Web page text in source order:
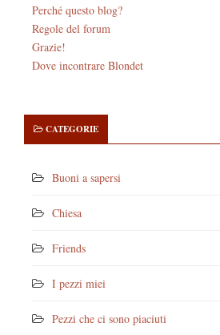
Perché questo blog?
Regole del forum
Grazie!
Dove incontrare Blondet
CATEGORIE
Buoni a sapersi
Chiesa
Friends
I pezzi miei
Pezzi che ci sono piaciuti